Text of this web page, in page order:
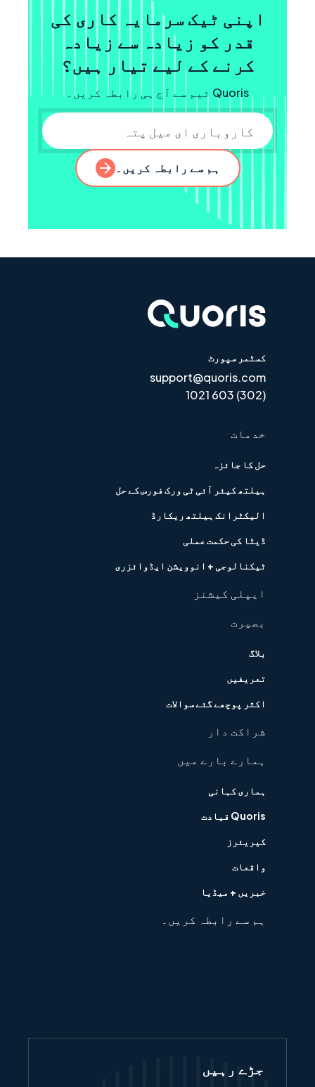
اپنی ٹیک سرمایہ کاری کی
قدر کو زیادہ سے زیادہ
کرنے کے لیے تیار ہیں؟
Quoris ٹیم سے آج ہی رابطہ کریں۔
کاروباری ای میل
ہم سے رابطہ کریں۔
کسٹمر سپورٹ
support@quoris.com
(302) 603 1021
خدمات
حل کا جائزہ
ہیلتھ کیئر آئی ٹی ورک فورس کے حل
الیکٹرانک ہیلتھ ریکارڈ
ڈیٹا کی حکمت عملی
ٹیکنالوجی + انوویشن ایڈوائزری
ایپلی کیشنز
بصیرت
بلاگ
تعریفیں
اکثر پوچھے گئے سوالات
شراکت دار
ہمارے بارے میں
ہماری کہانی
Quoris قیادت
کیریئرز
واقعات
خبریں + میڈیا
ہم سے رابطہ کریں۔
جڑے رہیں